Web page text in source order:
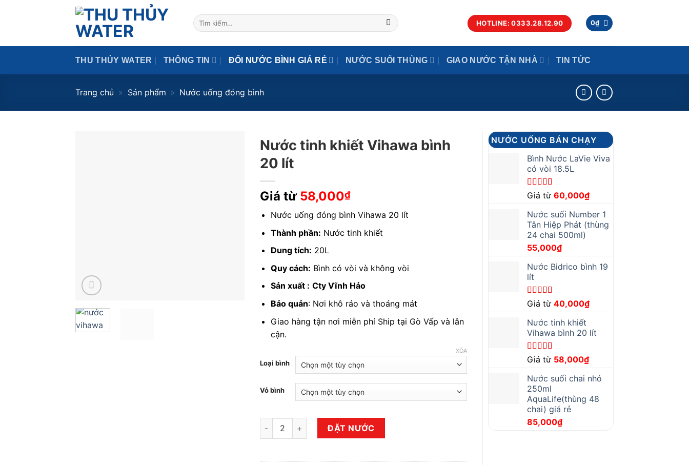
Tìm
kiếm:
HOTLINE: 0333.28.12.90 0₫
THU THỦY WATER THÔNG TIN ĐỔI NƯỚC BÌNH GIÁ RẺ NƯỚC SUỐI THÙNG GIAO NƯỚC TẬN NHÀ TIN TỨC
Trang chủ » Sản phẩm » Nước uống đóng bình
Nước tinh khiết Vihawa bình
20 lít
Giá từ 58,000₫
Nước uống đóng bình Vihawa 20 lít
Thành phần: Nước tinh khiết
Dung tích: 20L
Quy cách: Bình có vòi và không vòi
Sản xuất : Cty Vĩnh Hảo
Bảo quản: Nơi khô ráo và thoáng mát
Giao hàng tận nơi miễn phí Ship tại Gò Vấp và lân
cận.
Loại bình
Vỏ bình
XÓA
Nước tinh khiết Vihawa bình 20 lít số lượng
ĐẶT NƯỚC
NƯỚC UỐNG BÁN CHẠY
Bình Nước LaVie Viva
có vòi 18.5L
Được xếp
sao
Giá từ 60,000₫
Nước suối Number 1
Tân Hiệp Phát (thùng
24 chai 500ml)
55,000₫
Nước Bidrico bình 19
lít
Được xếp
sao
Giá từ 40,000₫
Nước tinh khiết
Vihawa bình 20 lít
Được xếp
5
sao
Giá từ 58,000₫
Nước suối chai nhỏ
250ml
AquaLife(thùng 48
chai) giá rẻ
85,000₫